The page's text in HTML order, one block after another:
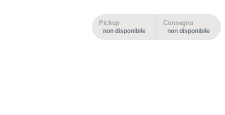
Pickup
non disponibile
Consegna
non disponibile